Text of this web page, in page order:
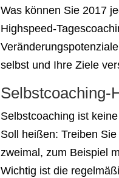
Was können Sie 2017
Highspeed-
selbst und Ihre Ziele
Selbstcoaching-
Selbstcoaching ist
Soll heißen: Treiben
zweimal, zum Beispiel
Wichtig ist die